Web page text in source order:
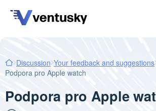
Discussion Your feedback and suggestions
Podpora pro Apple watch
Podpora pro Apple